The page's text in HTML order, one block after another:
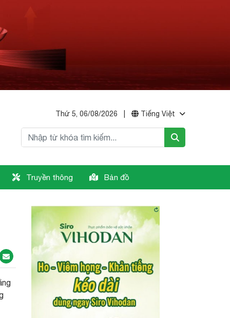
Thứ 5, 06/08/2026 Tiếng Việt
Truyền thông Bản đồ